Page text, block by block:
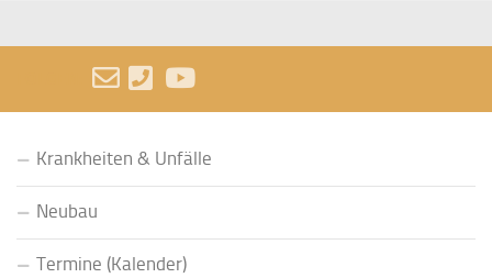
Krankheiten & Unfälle
Neubau
Termine (Kalender)